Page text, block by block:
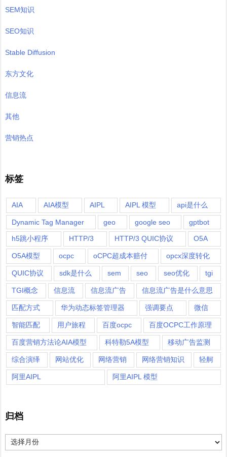
SEM知识
SEO知识
Stable Diffusion
东方文化
信息流
其他
营销热点
标签
AIA AIA模型 AIPL AIPL 模型 api是什么
Dynamic Tag Manager geo google seo
gptbot
h5跳小程序
HTTP/3 HTTP/3 QUIC协议 O5A
O5A模型 ocpc oCPC超成本赔付 opcx深度转化
QUIC协议 sdk是什么 sem seo seo优化 tgi
TGI概念 信息流 信息流广告 信息流广告是什么意思
匹配方式 华为动态标签管理器 强调要点 微信
智能匹配 用户旅程 百度ocpc 百度OCPC工作原理
百度营销方法论AIA模型 科特勒5A模型 移动广告监测
综合演绎 网站优化 网络营销 网络营销知识 轻舸
阿里AIPL 阿里AIPL 模型
归档
归
档